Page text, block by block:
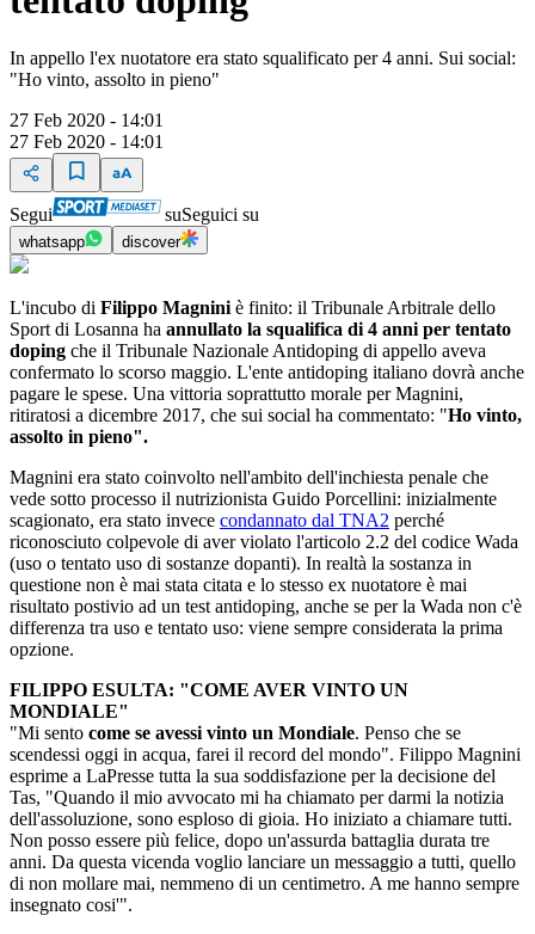
In appello l'ex nuotatore era stato squalificato per 4 anni. Sui social:
"Ho vinto, assolto in pieno"
27 Feb 2020 - 14:01
27 Feb 2020 - 14:01
Segui suSeguici su
whatsapp discover
L'incubo di Filippo Magnini è finito: il Tribunale Arbitrale dello
Sport di Losanna ha annullato la squalifica di 4 anni per tentato
doping che il Tribunale Nazionale Antidoping di appello aveva
confermato lo scorso maggio. L'ente antidoping italiano dovrà anche
pagare le spese. Una vittoria soprattutto morale per Magnini,
ritiratosi a dicembre 2017, che sui social ha commentato: "Ho vinto,
assolto in pieno".
Magnini era stato coinvolto nell'ambito dell'inchiesta penale che
vede sotto processo il nutrizionista Guido Porcellini: inizialmente
scagionato, era stato invece condannato dal TNA2 ​​​​​ perché
riconosciuto colpevole di aver violato l'articolo 2.2 del codice Wada
(uso o tentato uso di sostanze dopanti). In realtà la sostanza in
questione non è mai stata citata e lo stesso ex nuotatore è mai
risultato postivio ad un test antidoping, anche se per la Wada non c'è
differenza tra uso e tentato uso: viene sempre considerata la prima
opzione.
FILIPPO ESULTA: "COME AVER VINTO UN
MONDIALE"
"Mi sento come se avessi vinto un Mondiale. Penso che se
scendessi oggi in acqua, farei il record del mondo". Filippo Magnini
esprime a LaPresse tutta la sua soddisfazione per la decisione del
Tas, "Quando il mio avvocato mi ha chiamato per darmi la notizia
dell'assoluzione, sono esploso di gioia. Ho iniziato a chiamare tutti.
Non posso essere più felice, dopo un'assurda battaglia durata tre
anni. Da questa vicenda voglio lanciare un messaggio a tutti, quello
di non mollare mai, nemmeno di un centimetro. A me hanno sempre
insegnato cosi'".